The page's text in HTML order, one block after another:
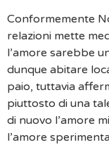
Conformemente
relazioni mette
l’amore sarebbe
dunque abitare
paio, tuttavia
piuttosto di una
di nuovo l’amore
l’amore